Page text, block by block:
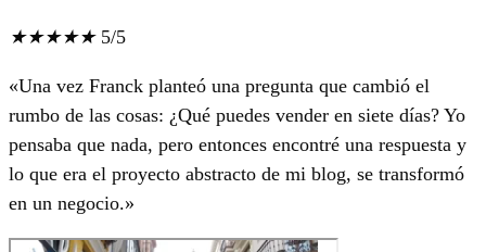
★★★★★ 5/5
«Una vez Franck planteó una pregunta que cambió el
rumbo de las cosas: ¿Qué puedes vender en siete días? Yo
pensaba que nada, pero entonces encontré una respuesta y
lo que era el proyecto abstracto de mi blog, se transformó
en un negocio.»